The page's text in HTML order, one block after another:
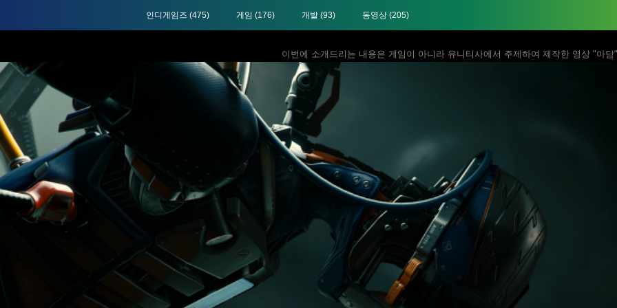
인디게임즈 (475) 게임 (176) 개발 (93) 동영상 (205)
이번에 소개드리는 내용은 게임이 아니라 유니티사에서 주제하여 제작한 영상 "아담